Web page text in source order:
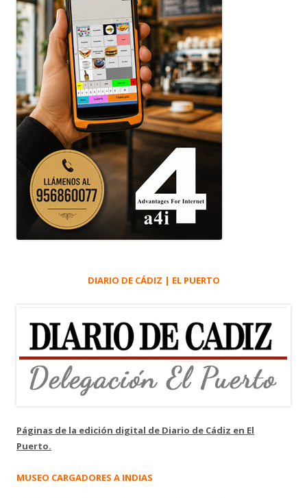
DIARIO DE CÁDIZ | EL PUERTO
Páginas de la edición digital de Diario de Cádiz en El
Puerto.
MUSEO CARGADORES A INDIAS